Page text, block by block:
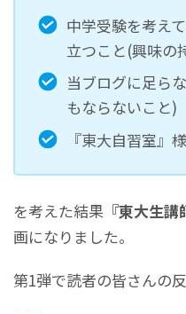
中学受験を考え
立つこと(興味の
当ブログに足ら
もならないこと)
『東大自習室』
を考えた結果 『東大生
画になりました。
第1弾で読者の皆さんの